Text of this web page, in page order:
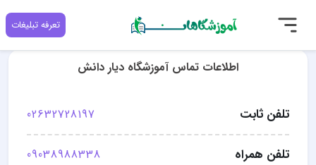
تعرفه تبلیغات
اطلاعات تماس آموزشگاه دیار دانش
تلفن ثابت 02632728197
تلفن همراه 09038988338